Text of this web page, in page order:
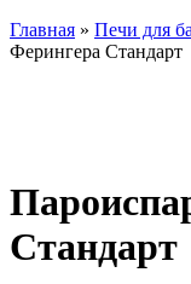
Главная » Печи для
Ферингера Стандарт
Стандарт